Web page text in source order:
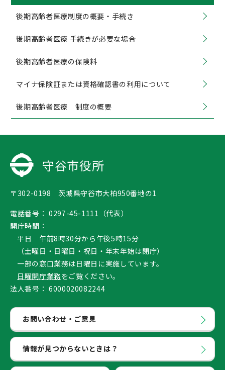
後期高齢者医療制度の概要・手続き
後期高齢者医療 手続きが必要な場合
後期高齢者医療の保険料
マイナ保険証または資格確認書の利用について
後期高齢者医療 制度の概要
守谷市役所
〒302-0198 茨城県守谷市大柏950番地の1
電話番号： 0297-45-1111（代表）
開庁時間：
平日 午前8時30分から午後5時15分
（土曜日・日曜日・祝日・年末年始は閉庁）
一部の窓口業務は日曜日に実施しています。
日曜開庁業務をご覧ください。
法人番号： 6000020082244
お問い合わせ・ご意見
情報が見つからないときは？